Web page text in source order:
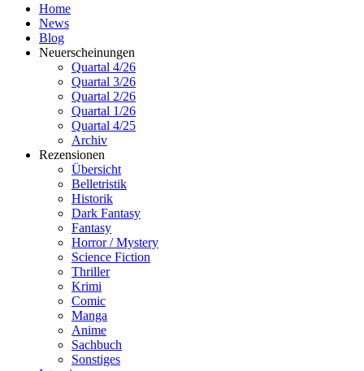
Home
News
Blog
Neuerscheinungen
Quartal 4/26
Quartal 3/26
Quartal 2/26
Quartal 1/26
Quartal 4/25
Archiv
Rezensionen
Übersicht
Belletristik
Historik
Dark Fantasy
Fantasy
Horror / Mystery
Science Fiction
Thriller
Krimi
Comic
Manga
Anime
Sachbuch
Sonstiges